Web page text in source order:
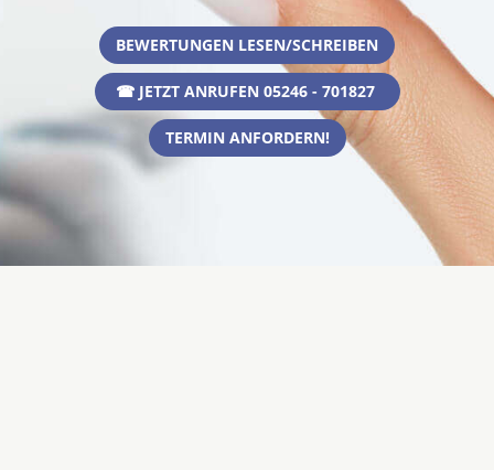
BEWERTUNGEN LESEN/SCHREIBEN
☎ JETZT ANRUFEN 05246 - 701827
TERMIN ANFORDERN!